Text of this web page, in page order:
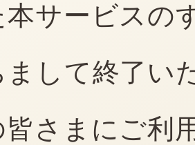
本サービスの
まして終了い
皆さまにご利